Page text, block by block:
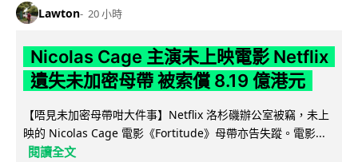
Lawton 20 小時
Nicolas Cage 主演未上映電影 Netflix
遺失未加密母帶 被索償 8.19 億港元
【唔見未加密母帶咁大件事】Netflix 洛杉磯辦公室被竊，未上
映的 Nicolas Cage 電影《Fortitude》母帶亦告失蹤。電影...
閱讀全文